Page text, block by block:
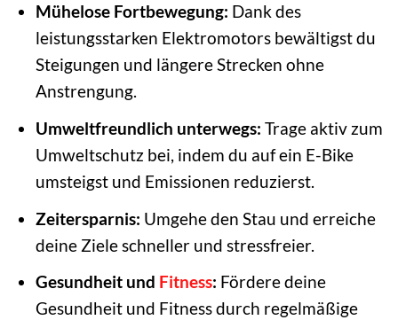
Mühelose Fortbewegung: Dank des
leistungsstarken Elektromotors bewältigst du
Steigungen und längere Strecken ohne
Anstrengung.
Umweltfreundlich unterwegs: Trage aktiv zum
Umweltschutz bei, indem du auf ein E-Bike
umsteigst und Emissionen reduzierst.
Zeitersparnis: Umgehe den Stau und erreiche
deine Ziele schneller und stressfreier.
Gesundheit und Fitness: Fördere deine
Gesundheit und Fitness durch regelmäßige